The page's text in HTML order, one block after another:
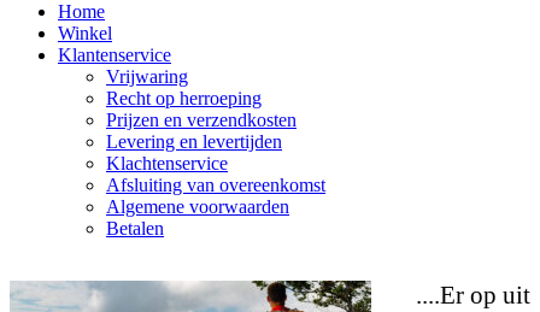
Home
Winkel
Klantenservice
Vrijwaring
Recht op herroeping
Prijzen en verzendkosten
Levering en levertijden
Klachtenservice
Afsluiting van overeenkomst
Algemene voorwaarden
Betalen
Er op uit....